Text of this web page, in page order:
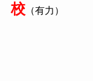
校（有力）